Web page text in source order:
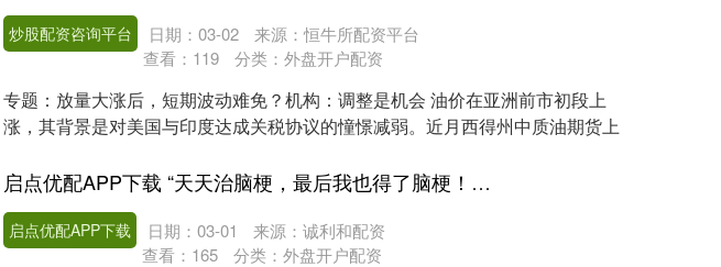
炒股配资咨询平台 日期：03-02
来源：恒牛所配资平台
查看： 119 分类： 外盘开户配资
专题：放量大涨后，短期波动难免？机构：调整是机会 油价在亚洲前市初段上
涨，其背景是对美国与印度达成关税协议的憧憬减弱。近月西得州中质油期货上
启点优配APP下载 “天天治脑梗，最后我也得了脑梗！”45岁三甲医院专家自曝确诊，原因让人心疼
启点优配APP下载 日期：03-01
来源：诚利和配资
查看： 165 分类： 外盘开户配资